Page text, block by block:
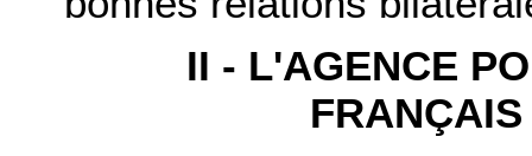
II - L'AGENCE